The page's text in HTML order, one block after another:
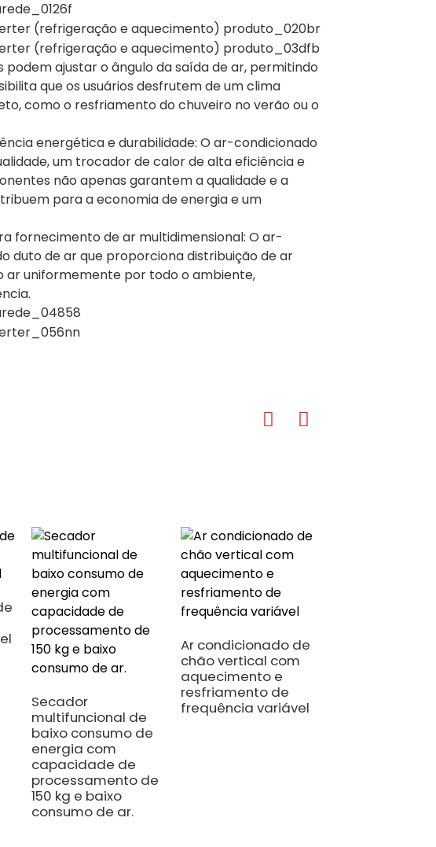
podem ajustar o ângulo da saída de ar, permitindo
que os usuários desfrutem de um clima
como o resfriamento do chuveiro no verão ou o
energética e durabilidade: O ar-condicionado
um trocador de calor de alta eficiência e
não apenas garantem a qualidade e a
para a economia de energia e um
fornecimento de ar multidimensional: O ar-
duto de ar que proporciona distribuição de ar
ar uniformemente por todo o ambiente,
Secador
multifuncional de
baixo consumo de
energia com
capacidade de
processamento de
150 kg e baixo
consumo de ar.
Ar condicionado de
chão vertical com
aquecimento e
resfriamento de
frequência variável